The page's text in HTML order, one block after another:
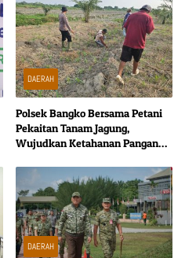
DAERAH
Polsek Bangko Bersama Petani
Pekaitan Tanam Jagung,
Wujudkan Ketahanan Pangan
DAERAH